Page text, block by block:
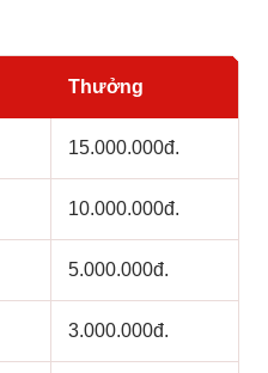
Thưởng
15.000.000đ.
10.000.000đ.
5.000.000đ.
3.000.000đ.